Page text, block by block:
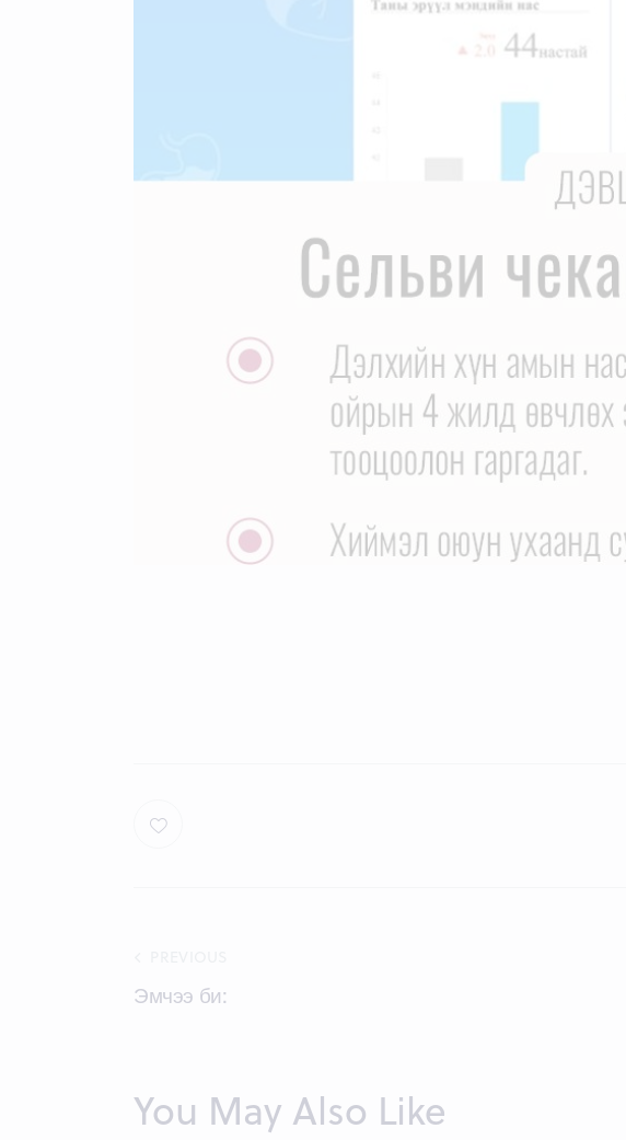
Post
navigation
Эмчээ би:
You May Also Like